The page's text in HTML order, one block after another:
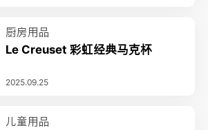
厨房用品
Le Creuset 彩虹经典马克杯
2025.09.25
儿童用品